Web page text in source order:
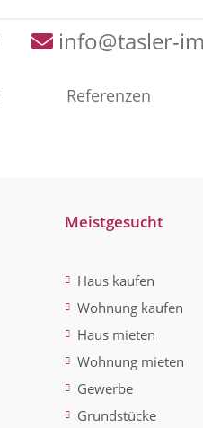
info@tasler-
Referenzen
Meistgesucht
Haus kaufen
Wohnung kaufen
Haus mieten
Wohnung mieten
Gewerbe
Grundstücke